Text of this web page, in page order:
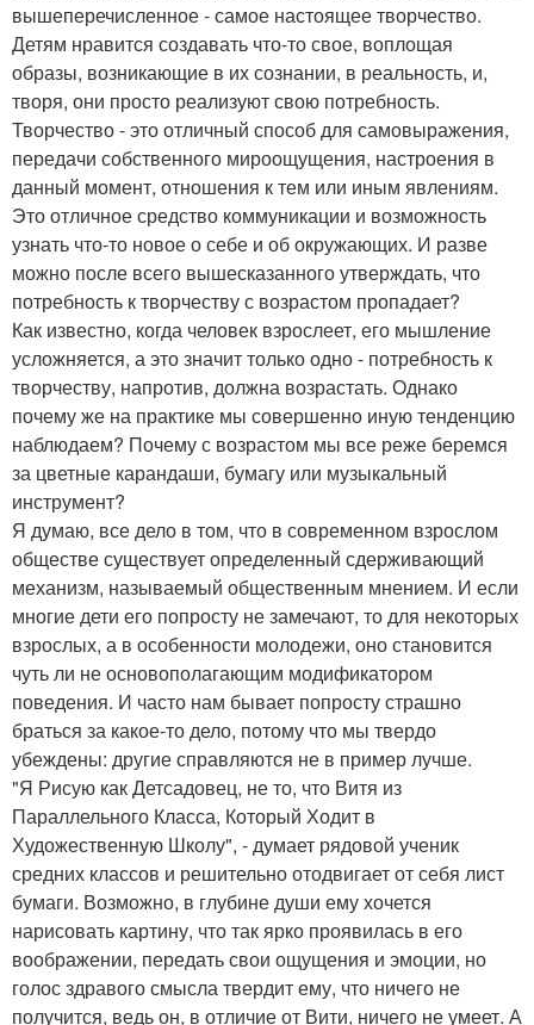
вышеперечисленное - самое настоящее творчество.
Детям нравится создавать что-то свое, воплощая
образы, возникающие в их сознании, в реальность, и,
творя, они просто реализуют свою потребность.
Творчество - это отличный способ для самовыражения,
передачи собственного мироощущения, настроения в
данный момент, отношения к тем или иным явлениям.
Это отличное средство коммуникации и возможность
узнать что-то новое о себе и об окружающих. И разве
можно после всего вышесказанного утверждать, что
потребность к творчеству с возрастом пропадает?
Как известно, когда человек взрослеет, его мышление
усложняется, а это значит только одно - потребность к
творчеству, напротив, должна возрастать. Однако
почему же на практике мы совершенно иную тенденцию
наблюдаем? Почему с возрастом мы все реже беремся
за цветные карандаши, бумагу или музыкальный
инструмент?
Я думаю, все дело в том, что в современном взрослом
обществе существует определенный сдерживающий
механизм, называемый общественным мнением. И если
многие дети его попросту не замечают, то для некоторых
взрослых, а в особенности молодежи, оно становится
чуть ли не основополагающим модификатором
поведения. И часто нам бывает попросту страшно
браться за какое-то дело, потому что мы твердо
убеждены: другие справляются не в пример лучше.
"Я Рисую как Детсадовец, не то, что Витя из
Параллельного Класса, Который Ходит в
Художественную Школу", - думает рядовой ученик
средних классов и решительно отодвигает от себя лист
бумаги. Возможно, в глубине души ему хочется
нарисовать картину, что так ярко проявилась в его
воображении, передать свои ощущения и эмоции, но
голос здравого смысла твердит ему, что ничего не
получится, ведь он, в отличие от Вити, ничего не умеет. А